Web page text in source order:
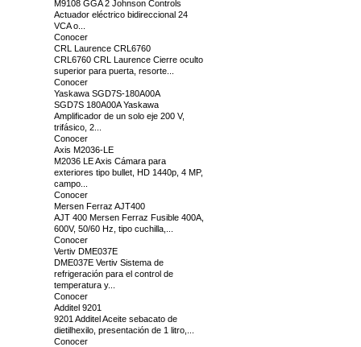
M9108 GGA 2 Johnson Controls
Actuador eléctrico bidireccional 24
VCA o...
Conocer
CRL Laurence CRL6760
CRL6760 CRL Laurence Cierre oculto
superior para puerta, resorte...
Conocer
Yaskawa SGD7S-180A00A
SGD7S 180A00A Yaskawa
Amplificador de un solo eje 200 V,
trifásico, 2...
Conocer
Axis M2036-LE
M2036 LE Axis Cámara para
exteriores tipo bullet, HD 1440p, 4 MP,
campo...
Conocer
Mersen Ferraz AJT400
AJT 400 Mersen Ferraz Fusible 400A,
600V, 50/60 Hz, tipo cuchilla,...
Conocer
Vertiv DME037E
DME037E Vertiv Sistema de
refrigeración para el control de
temperatura y...
Conocer
Additel 9201
9201 Additel Aceite sebacato de
dietilhexilo, presentación de 1 litro,...
Conocer